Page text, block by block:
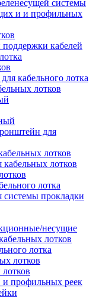
системы
и и профильных
кабелей
кабельного лотка
лотков
для
лотков
кабельных лотков
лотка
прокладки
несущие
лотков
лотка
лотков
и профильных реек